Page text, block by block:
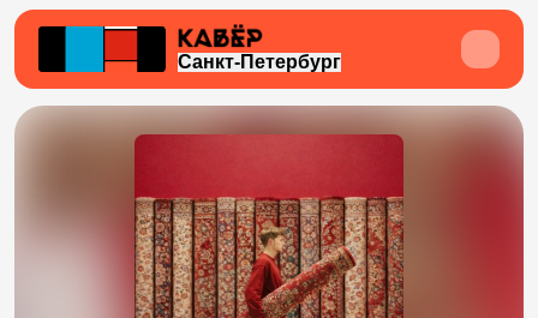
Санкт-Петербург